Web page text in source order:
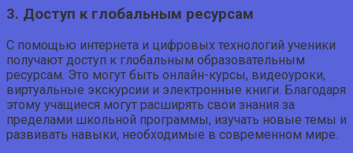
3. Доступ к глобальным ресурсам
С помощью интернета и цифровых технологий ученики
получают доступ к глобальным образовательным
ресурсам. Это могут быть онлайн-курсы, видеоуроки,
виртуальные экскурсии и электронные книги. Благодаря
этому учащиеся могут расширять свои знания за
пределами школьной программы, изучать новые темы и
развивать навыки, необходимые в современном мире.